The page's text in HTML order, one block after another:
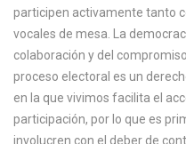
participen activamente tanto
vocales de mesa. La
colaboración y del
proceso electoral es un
en la que vivimos facilita el
participación, por lo que es
involucren con el deber de